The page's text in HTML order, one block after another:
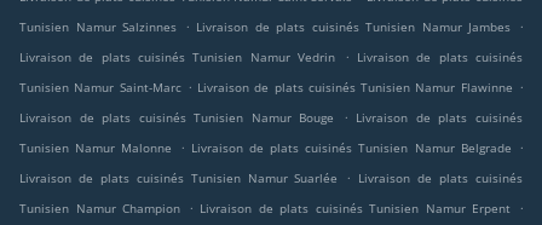
Tunisien Namur Salzinnes
. Livraison de plats cuisinés Tunisien Namur Jambes
.
Livraison de plats cuisinés Tunisien Namur Vedrin
. Livraison de plats cuisinés
Tunisien Namur Saint-Marc . Livraison de plats cuisinés Tunisien Namur Flawinne .
Livraison de plats cuisinés Tunisien Namur Bouge
. Livraison de plats cuisinés
Tunisien Namur Malonne
. Livraison de plats cuisinés Tunisien Namur Belgrade
.
Livraison de plats cuisinés Tunisien Namur Suarlée
. Livraison de plats cuisinés
Tunisien Namur Champion
. Livraison de plats cuisinés Tunisien Namur Erpent
.